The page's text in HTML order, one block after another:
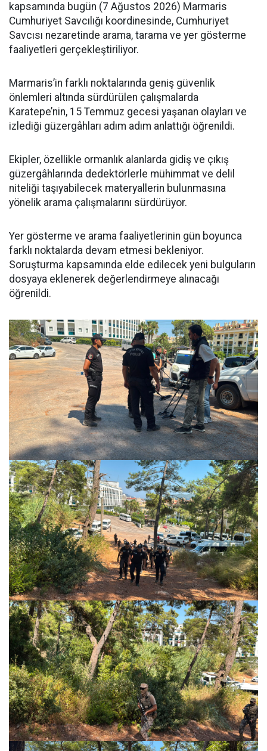
kapsamında bugün (7 Ağustos 2026) Marmaris
Cumhuriyet Savcılığı koordinesinde, Cumhuriyet
Savcısı nezaretinde arama, tarama ve yer gösterme
faaliyetleri gerçekleştiriliyor.
Marmaris’in farklı noktalarında geniş güvenlik
önlemleri altında sürdürülen çalışmalarda
Karatepe’nin, 15 Temmuz gecesi yaşanan olayları ve
izlediği güzergâhları adım adım anlattığı öğrenildi.
Ekipler, özellikle ormanlık alanlarda gidiş ve çıkış
güzergâhlarında dedektörlerle mühimmat ve delil
niteliği taşıyabilecek materyallerin bulunmasına
yönelik arama çalışmalarını sürdürüyor.
Yer gösterme ve arama faaliyetlerinin gün boyunca
farklı noktalarda devam etmesi bekleniyor.
Soruşturma kapsamında elde edilecek yeni bulguların
dosyaya eklenerek değerlendirmeye alınacağı
öğrenildi.